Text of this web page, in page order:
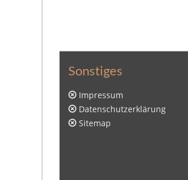
Sonstiges
Impressum
Datenschutzerklärung
Sitemap